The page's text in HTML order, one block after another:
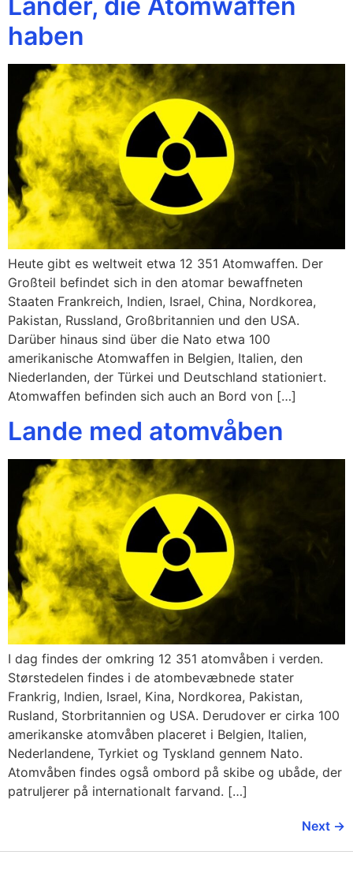
haben
Heute gibt es weltweit etwa 12 351 Atomwaffen. Der
Großteil befindet sich in den atomar bewaffneten
Staaten Frankreich, Indien, Israel, China, Nordkorea,
Pakistan, Russland, Großbritannien und den USA.
Darüber hinaus sind über die Nato etwa 100
amerikanische Atomwaffen in Belgien, Italien, den
Niederlanden, der Türkei und Deutschland stationiert.
Atomwaffen befinden sich auch an Bord von […]
Lande med atomvåben
I dag findes der omkring 12 351 atomvåben i verden.
Størstedelen findes i de atombevæbnede stater
Frankrig, Indien, Israel, Kina, Nordkorea, Pakistan,
Rusland, Storbritannien og USA. Derudover er cirka 100
amerikanske atomvåben placeret i Belgien, Italien,
Nederlandene, Tyrkiet og Tyskland gennem Nato.
Atomvåben findes også ombord på skibe og ubåde, der
patruljerer på internationalt farvand. […]
Next →